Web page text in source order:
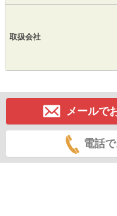
取扱会社
メールで
電話